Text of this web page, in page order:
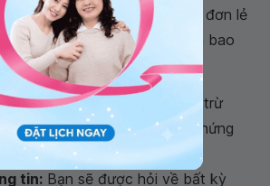
thành. Không có xét nghiệm đơn lẻ
chẩn đoán. Các chẩn đoán bao
Khám thực thể để giúp loại trừ
có thể khác có các triệu chứng
tin: Bạn sẽ được hỏi về bất kỳ